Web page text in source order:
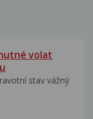
volat
stav vážný